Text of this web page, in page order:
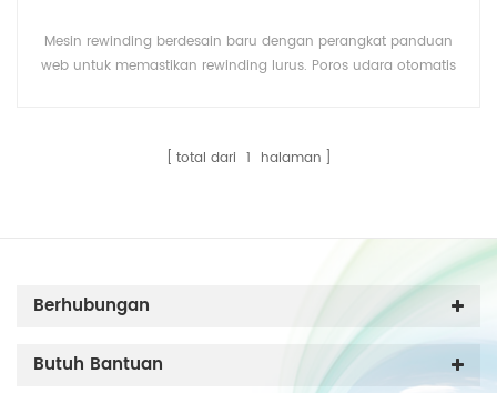
Mesin rewinding berdesain baru dengan perangkat panduan
web untuk memastikan rewinding lurus. Poros udara otomatis
total dari 1 halaman
Berhubungan
Butuh Bantuan